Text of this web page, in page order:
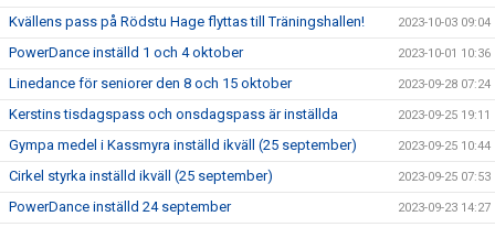
Kvällens pass på Rödstu Hage flyttas till Träningshallen! 2023-10-03 09:04
PowerDance inställd 1 och 4 oktober 2023-10-01 10:36
Linedance för seniorer den 8 och 15 oktober 2023-09-28 07:24
Kerstins tisdagspass och onsdagspass är inställda 2023-09-25 19:11
Gympa medel i Kassmyra inställd ikväll (25 september) 2023-09-25 10:44
Cirkel styrka inställd ikväll (25 september) 2023-09-25 07:53
PowerDance inställd 24 september 2023-09-23 14:27